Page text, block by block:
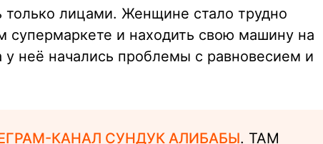
лицами. Женщине стало трудно
супермаркете и находить свою машину на
у неё начались проблемы с равновесием и
КАНАЛ СУНДУК АЛИБАБЫ. ТАМ